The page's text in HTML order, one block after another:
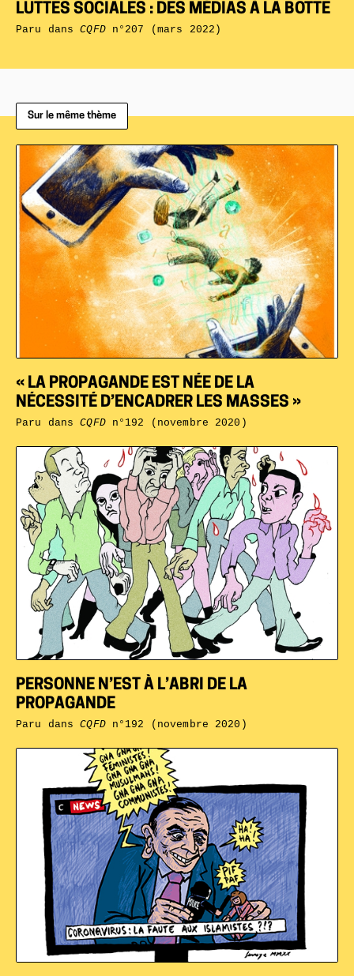
LUTTES SOCIALES : DES MÉDIAS À LA BOTTE
Paru dansCQFDn°207 (mars 2022)
Sur le même thème
PERSONNE N’EST À L’ABRI DE LA
PROPAGANDE
Paru dansCQFDn°192 (novembre 2020)
« LA PROPAGANDE EST NÉE DE LA
NÉCESSITÉ D’ENCADRER LES MASSES »
Paru dansCQFDn°192 (novembre 2020)